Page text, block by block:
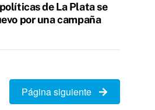
de La Plata se
por una campaña
Página siguiente